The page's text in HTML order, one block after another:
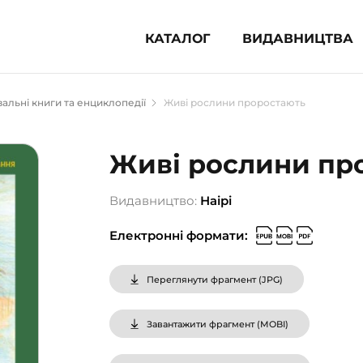
КАТАЛОГ ВИДАВНИЦТВА
література (1854)
для підлітків (240)
популярна література (1015)
література та посібники
довідники, словники
сертифікати (1)
книги та енциклопедії Живі рослини проростають
Живі рослини
Видавництво: Наірі
Електронні формати:
Переглянути фрагмент (JPG)
Завантажити фрагмент (MOBI)